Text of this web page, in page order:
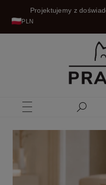
PLN
Projektujemy z